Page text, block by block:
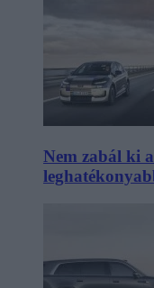
Nem zabál ki